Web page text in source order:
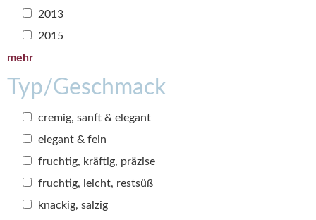
2013
2015
mehr
Typ/Geschmack
cremig, sanft & elegant
elegant & fein
fruchtig, kräftig, präzise
fruchtig, leicht, restsüß
knackig, salzig